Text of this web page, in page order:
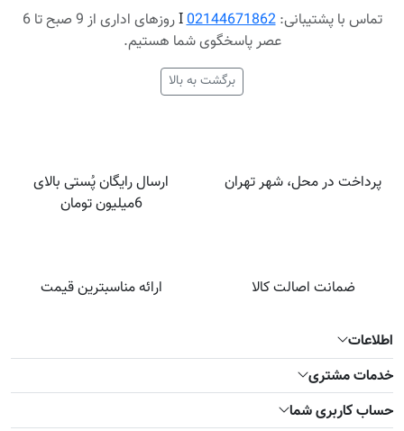
تماس با پشتیبانی:02144671862
Ι
روزهای اداری از 9 صبح تا 6
عصر پاسخگوی شما هستیم.
برگشت به بالا
پرداخت در محل، شهر تهران
ارسال رایگان پُستی بالای
6میلیون تومان
ضمانت اصالت کالا ارائه مناسبترین قیمت
اطلاعات
خدمات مشتری
حساب کاربری شما